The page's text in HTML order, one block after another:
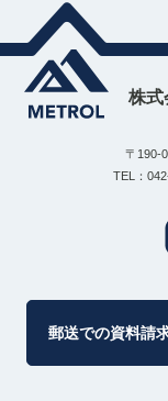
株式
〒190-
TEL：
郵送での資料請